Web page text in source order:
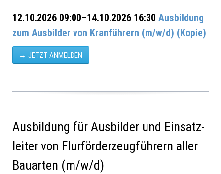
12.10.2026 09:00–14.10.2026 16:30 Ausbildung
zum Ausbilder von Kranführern (m/w/d) (Kopie)
JETZT ANMELDEN
Ausbildung für Ausbilder und Einsatz­
leiter von Flurförder­zeugführern aller
Bauarten (m/w/d)